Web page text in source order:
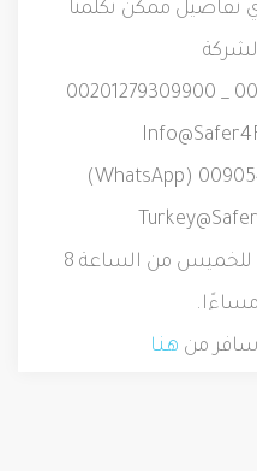
تفاصيل ممكن تكلمنا
WhatsApp
)
مواعيد العمل: من السبت للخميس من الساعة 8
من هـنـا